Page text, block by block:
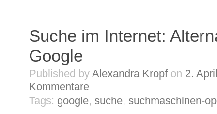
Suche im Internet:
Google
Published by Alexandra Kropf on 2.
Kommentare
Tags: google, suche, suchmaschinen-